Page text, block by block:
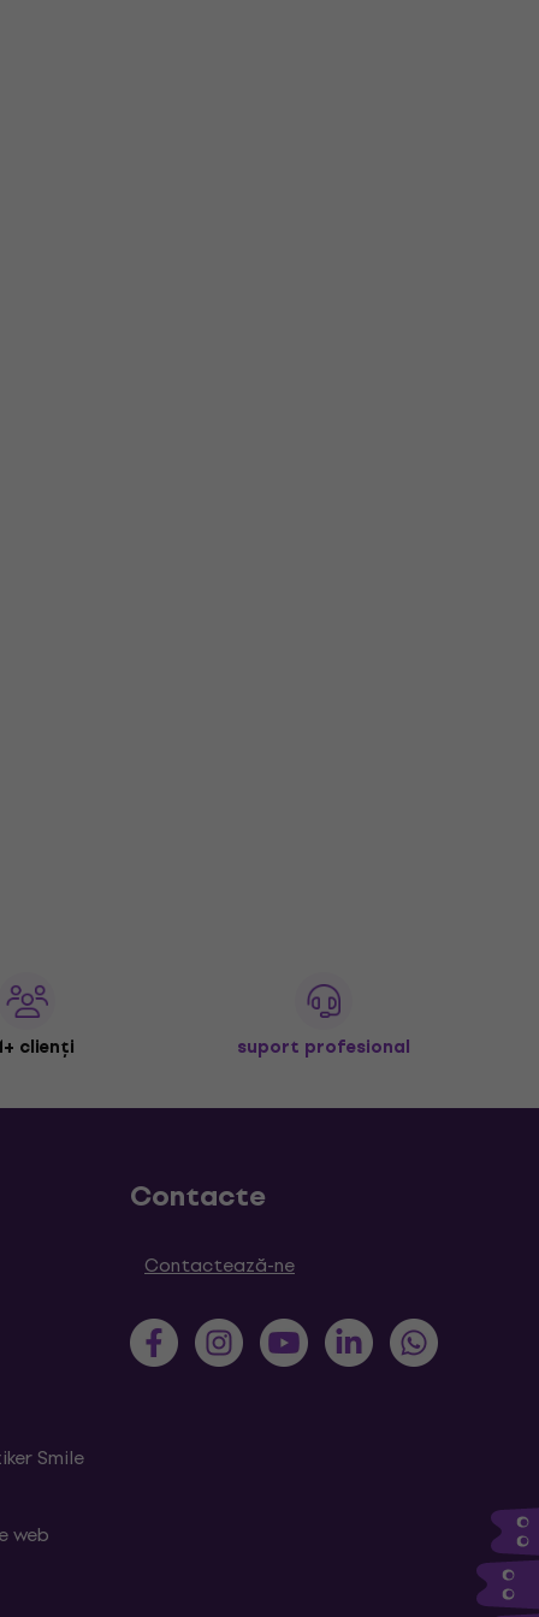
clienți suport profesional
Smile
web
Contacte
Contactează-ne